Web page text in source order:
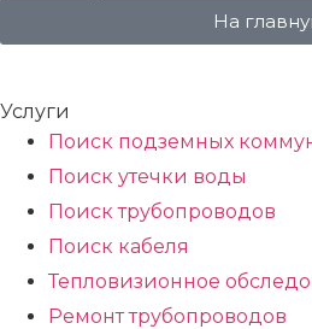
На
Услуги
Поиск подземных
Поиск утечки воды
Поиск трубопроводов
Поиск кабеля
Тепловизионное
Ремонт трубопроводов